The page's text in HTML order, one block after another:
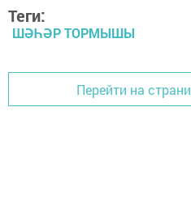
Теги:
ШӘҺӘР ТОРМЫШЫ
Перейти на